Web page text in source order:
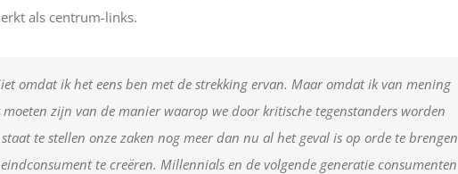
als centrum-links.
omdat ik het eens ben met de strekking ervan. Maar omdat ik van mening
zijn van de manier waarop we door kritische tegenstanders worden
te stellen onze zaken nog meer dan nu al het geval is op orde te brengen
te creëren. Millennials en de volgende generatie consumenten